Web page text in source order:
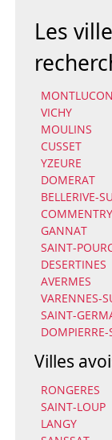
Les
MONTLUCON
VICHY
MOULINS
CUSSET
YZEURE
DOMERAT
BELLERIVE-
COMMENTRY
GANNAT
SAINT-
DESERTINES
AVERMES
VARENNES-
SAINT-
DOMPIERRE-
Villes
RONGERES
SAINT-LOUP
LANGY